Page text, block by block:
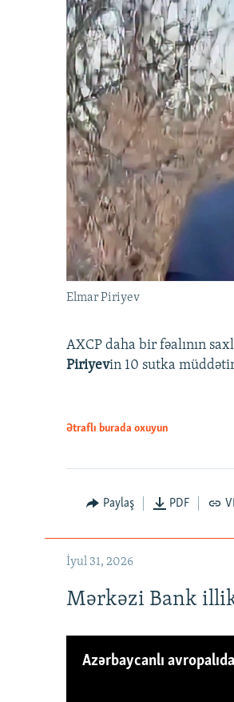
Elmar Piriyev
AXCP daha bir fəalının
Piriyevin 10 sutka
Ətraflı burada oxuyun
Paylaş PDF
İyul 31, 2026
Mərkəzi Bank